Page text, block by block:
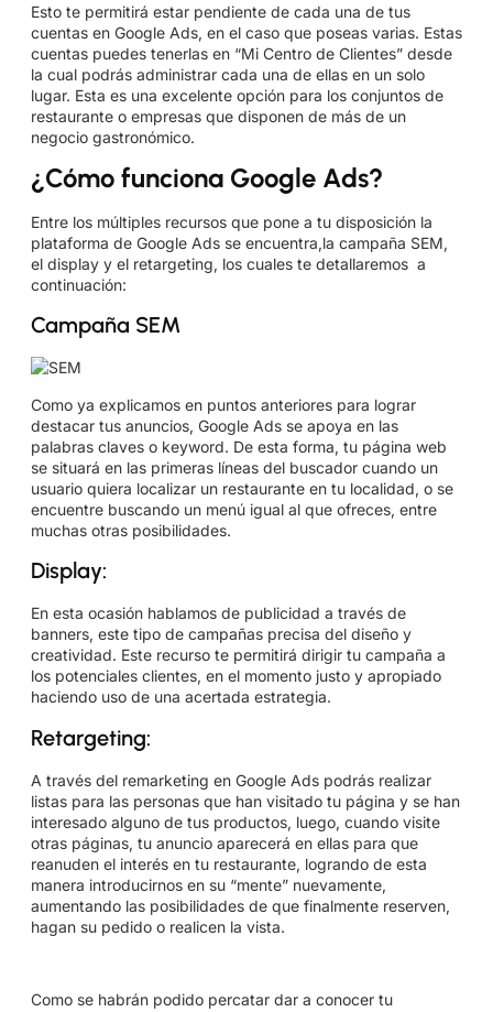
Esto te permitirá estar pendiente de cada una de tus
cuentas en Google Ads, en el caso que poseas varias. Estas
cuentas puedes tenerlas en “Mi Centro de Clientes” desde
la cual podrás administrar cada una de ellas en un solo
lugar. Esta es una excelente opción para los conjuntos de
restaurante o empresas que disponen de más de un
negocio gastronómico.
¿Cómo funciona Google Ads?
Entre los múltiples recursos que pone a tu disposición la
plataforma de Google Ads se encuentra,la campaña SEM,
el display y el retargeting, los cuales te detallaremos a
continuación:
Campaña SEM
Como ya explicamos en puntos anteriores para lograr
destacar tus anuncios, Google Ads se apoya en las
palabras claves o keyword. De esta forma, tu página web
se situará en las primeras líneas del buscador cuando un
usuario quiera localizar un restaurante en tu localidad, o se
encuentre buscando un menú igual al que ofreces, entre
muchas otras posibilidades.
Display:
En esta ocasión hablamos de publicidad a través de
banners, este tipo de campañas precisa del diseño y
creatividad. Este recurso te permitirá dirigir tu campaña a
los potenciales clientes, en el momento justo y apropiado
haciendo uso de una acertada estrategia.
Retargeting:
A través del remarketing en Google Ads podrás realizar
listas para las personas que han visitado tu página y se han
interesado alguno de tus productos, luego, cuando visite
otras páginas, tu anuncio aparecerá en ellas para que
reanuden el interés en tu restaurante, logrando de esta
manera introducirnos en su “mente” nuevamente,
aumentando las posibilidades de que finalmente reserven,
hagan su pedido o realicen la vista.
Como se habrán podido percatar dar a conocer tu